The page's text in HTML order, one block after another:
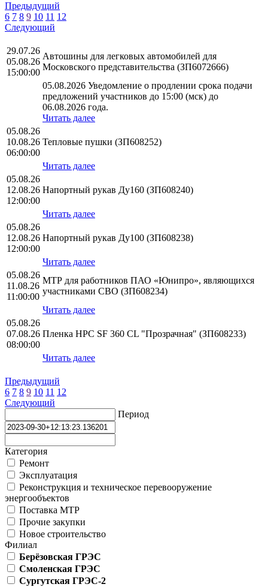
Предыдущий
6 7 8 9 10 11 12
Следующий
29.07.26
05.08.26
15:00:00
Автошины для легковых автомобилей для
Московского представительства (ЗП6072666)
05.08.2026 Уведомление о продлении срока подачи
предложений участников до 15:00 (мск) до
06.08.2026 года.
Читать далее
05.08.26
10.08.26
06:00:00
Тепловые пушки (ЗП608252)
Читать далее
05.08.26
12.08.26
12:00:00
Напортный рукав Ду160 (ЗП608240)
Читать далее
05.08.26
12.08.26
12:00:00
Напортный рукав Ду100 (ЗП608238)
Читать далее
05.08.26
11.08.26
11:00:00
МТР для работников ПАО «Юнипро», являющихся
участниками СВО (ЗП608234)
Читать далее
05.08.26
07.08.26
08:00:00
Пленка HPС SF 360 CL "Прозрачная" (ЗП608233)
Читать далее
Предыдущий
6 7 8 9 10 11 12
Следующий
Период
Категория
Ремонт
Эксплуатация
Реконструкция и техническое перевооружение
энергообъектов
Поставка МТР
Прочие закупки
Новое строительство
Филиал
Берёзовская ГРЭС
Смоленская ГРЭС
Сургутская ГРЭС-2